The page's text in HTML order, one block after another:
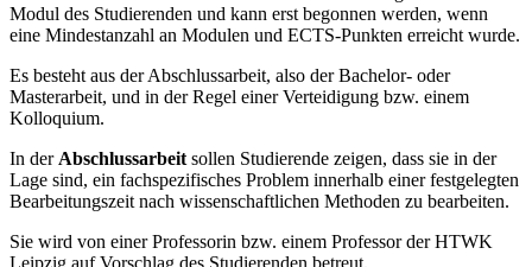
Modul des Studierenden und kann erst begonnen werden, wenn
eine Mindestanzahl an Modulen und ECTS-Punkten erreicht wurde.
Es besteht aus der Abschlussarbeit, also der Bachelor- oder
Masterarbeit, und in der Regel einer Verteidigung bzw. einem
Kolloquium.
In der Abschlussarbeit sollen Studierende zeigen, dass sie in der
Lage sind, ein fachspezifisches Problem innerhalb einer festgelegten
Bearbeitungszeit nach wissenschaftlichen Methoden zu bearbeiten.
Sie wird von einer Professorin bzw. einem Professor der HTWK
Leipzig auf Vorschlag des Studierenden betreut.